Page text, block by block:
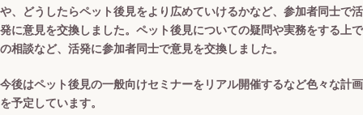
や、どうしたらペット後見をより広めていけるかなど、参加者同士で活
発に意見を交換しました。ペット後見についての疑問や実務をする上で
の相談など、活発に参加者同士で意見を交換しました。
今後はペット後見の一般向けセミナーをリアル開催するなど色々な計画
を予定しています。